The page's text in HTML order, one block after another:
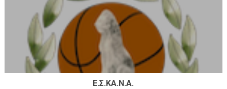
Ε.Σ.ΚΑ.Ν.Α.